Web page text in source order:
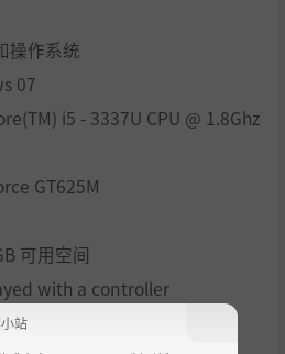
操作系统
07
i5 - 3337U CPU @ 1.8Ghz
GT625M
可用空间
with a controller
站